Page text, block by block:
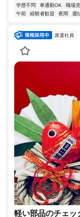
学歴不問
車通勤OK 職場
午前
経験者歓迎 夜間 週
派遣社員
軽い部品のチェッ